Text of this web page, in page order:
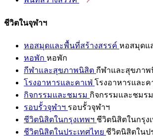
ชีวิตในจุฬาฯ
หอสมุดและพื้นที่สร้างสรรค์ หอสมุดแ
หอพัก หอพัก
กีฬาและสุขภาพนิสิต กีฬาและสุขภาพ
โรงอาหารและคาเฟ่ โรงอาหารและค
กิจกรรมและชมรม กิจกรรมและชมรม
รอบรั้วจุฬาฯ รอบรั้วจุฬาฯ
ชีวิตนิสิตในกรุงเทพฯ ชีวิตนิสิตในกรุง
ชีวิตนิสิตในประเทศไทย ชีวิตนิสิตในป